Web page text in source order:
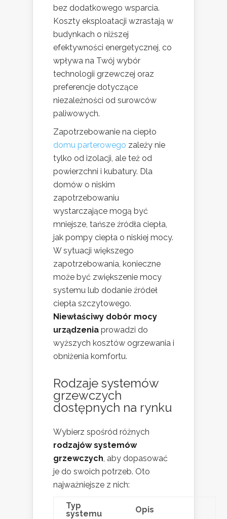
bez dodatkowego wsparcia.
Koszty eksploatacji wzrastają w
budynkach o niższej
efektywności energetycznej, co
wpływa na Twój wybór
technologii grzewczej oraz
preferencje dotyczące
niezależności od surowców
paliwowych.
Zapotrzebowanie na ciepło
domu parterowego zależy nie
tylko od izolacji, ale też od
powierzchni i kubatury. Dla
domów o niskim
zapotrzebowaniu
wystarczające mogą być
mniejsze, tańsze źródła ciepła,
jak pompy ciepła o niskiej mocy.
W sytuacji większego
zapotrzebowania, konieczne
może być zwiększenie mocy
systemu lub dodanie źródeł
ciepła szczytowego.
Niewłaściwy dobór mocy
urządzenia prowadzi do
wyższych kosztów ogrzewania i
obniżenia komfortu.
Rodzaje systemów
grzewczych
dostępnych na rynku
Wybierz spośród różnych
rodzajów systemów
grzewczych, aby dopasować
je do swoich potrzeb. Oto
najważniejsze z nich:
Typ
systemu
Opis